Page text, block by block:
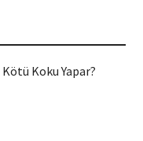
Koku Yapar?